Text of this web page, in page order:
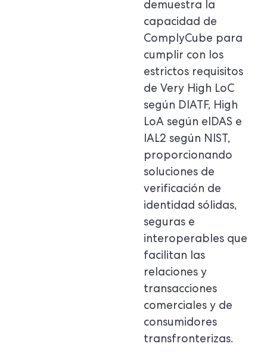
demuestra la
capacidad de
ComplyCube para
cumplir con los
estrictos requisitos
de Very High LoC
según DIATF, High
LoA según eIDAS e
IAL2 según NIST,
proporcionando
soluciones de
verificación de
identidad sólidas,
seguras e
interoperables que
facilitan las
relaciones y
transacciones
comerciales y de
consumidores
transfronterizas.